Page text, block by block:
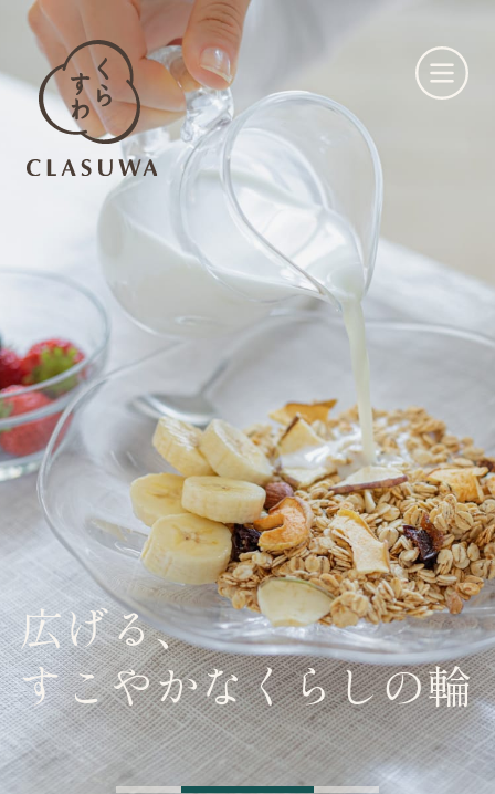
くらすわとは
お知らせ
店舗一覧
広げる、
すこやかなくらしの輪